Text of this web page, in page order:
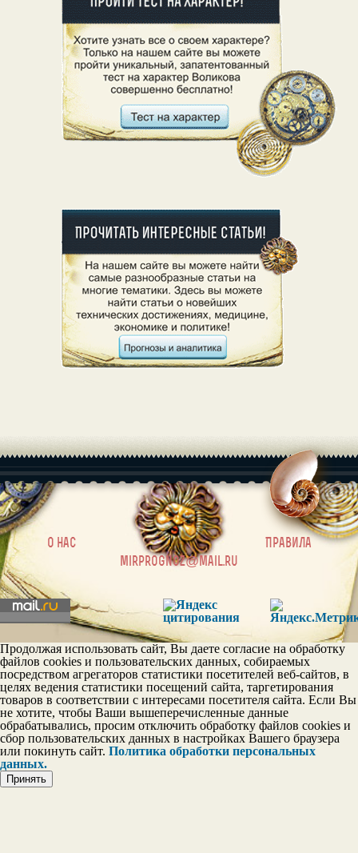
Постоянство в личных
отношениях
Шкала тактичности
О нас |
Правила
mirprognoz@mail.ru
Продолжая использовать сайт, Вы даете согласие на обработку
файлов cookies и пользовательских данных, собираемых
посредством агрегаторов статистики посетителей веб-сайтов, в
целях ведения статистики посещений сайта, таргетирования
товаров в соответствии с интересами посетителя сайта. Если Вы
не хотите, чтобы Ваши вышеперечисленные данные
обрабатывались, просим отключить обработку файлов cookies и
сбор пользовательских данных в настройках Вашего браузера
или покинуть сайт. Политика обработки персональных
данных.
Принять